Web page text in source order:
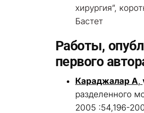
хирургия”,
Бастет
Работы,
первого
Караджалар А,
разделенного
2005 :54,196-